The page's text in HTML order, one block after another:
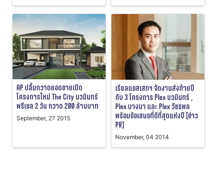
AP ปลื้มกวาดยอดขายเปิด
โครงการใหม่ The City นวมินทร์
พรีเซล 2 วัน กวาด 200 ล้านบาท
September, 27 2015
เรียลแอสเสทฯ จัดงานส่งท้ายปี
กับ 3 โครงการ Plex นวมินทร์ ,
Plex บางนา และ Plex วัชรพล
พร้อมข้อเสนอที่ดีที่สุดแห่งปี [ข่าว
PR]
November, 04 2014